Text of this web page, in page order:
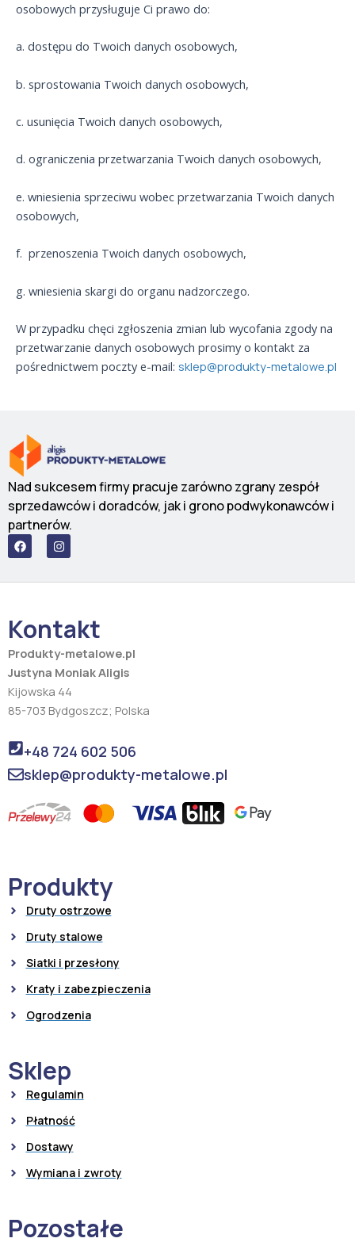
osobowych przysługuje Ci prawo do:
a. dostępu do Twoich danych osobowych,
b. sprostowania Twoich danych osobowych,
c. usunięcia Twoich danych osobowych,
d. ograniczenia przetwarzania Twoich danych osobowych,
e. wniesienia sprzeciwu wobec przetwarzania Twoich danych
osobowych,
f. przenoszenia Twoich danych osobowych,
g. wniesienia skargi do organu nadzorczego.
W przypadku chęci zgłoszenia zmian lub wycofania zgody na
przetwarzanie danych osobowych prosimy o kontakt za
pośrednictwem poczty e-mail: sklep@produkty-metalowe.pl
Nad sukcesem firmy pracuje zarówno zgrany zespół
sprzedawców i doradców, jak i grono podwykonawców i
partnerów.
F
a
c
b
k
I
n
s
a
a
m
Kontakt
Produkty-metalowe.pl
Justyna Moniak Aligis
Kijowska 44
85-703 Bydgoszcz; Polska
+48 724 602 506
sklep@produkty-metalowe.pl
Produkty
Druty ostrzowe
Druty stalowe
Siatki i przesłony
Kraty i zabezpieczenia
Ogrodzenia
Sklep
Regulamin
Płatność
Dostawy
Wymiana i zwroty
Pozostałe